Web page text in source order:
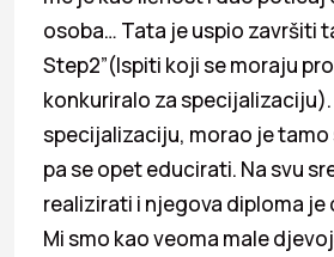
osoba… Tata je uspio završiti
Step2”(Ispiti koji se moraju
konkuriralo za
specijalizaciju, morao je tamo
pa se opet educirati. Na svu
realizirati i njegova diploma je
Mi smo kao veoma male